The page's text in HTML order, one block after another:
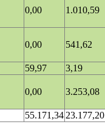
0,00 1.010,59
0,00 541,62
59,97
3,19
0,00 3.253,08
55.171,3423.177,20